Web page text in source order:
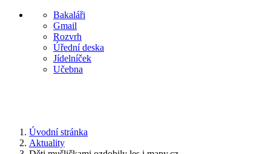
Bakaláři
Gmail
Rozvrh
Úřední deska
Jídelníček
Učebna
Úvodní stránka
Aktuality